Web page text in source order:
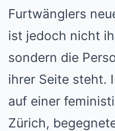
Furtwänglers
ist jedoch nicht
sondern die
ihrer Seite steht.
auf einer
Zürich,